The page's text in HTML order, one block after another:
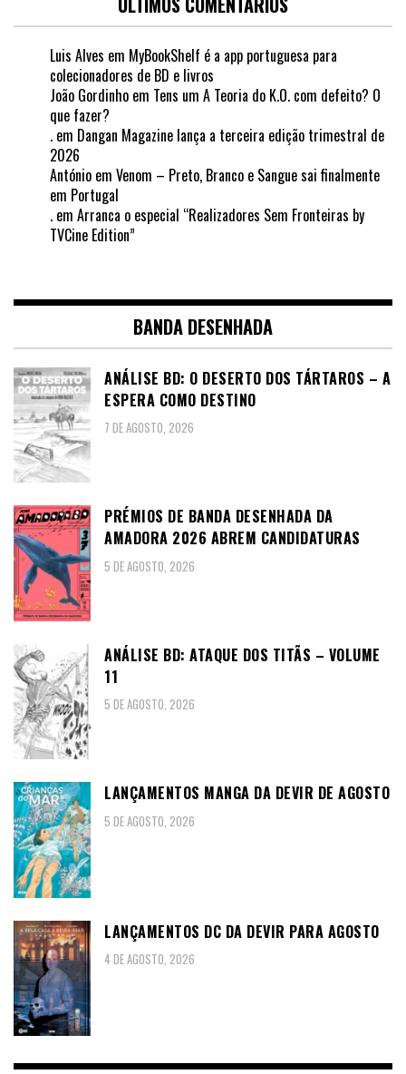
Luis Alves em MyBookShelf é a app portuguesa para
colecionadores de BD e livros
João Gordinho em Tens um A Teoria do K.O. com defeito? O
que fazer?
. em Dangan Magazine lança a terceira edição trimestral de
2026
António em Venom – Preto, Branco e Sangue sai finalmente
em Portugal
. em Arranca o especial “Realizadores Sem Fronteiras by
TVCine Edition”
BANDA DESENHADA
ANÁLISE BD: O DESERTO DOS TÁRTAROS – A
ESPERA COMO DESTINO
7 DE AGOSTO, 2026
PRÉMIOS DE BANDA DESENHADA DA
AMADORA 2026 ABREM CANDIDATURAS
5 DE AGOSTO, 2026
ANÁLISE BD: ATAQUE DOS TITÃS – VOLUME
11
5 DE AGOSTO, 2026
LANÇAMENTOS MANGA DA DEVIR DE AGOSTO
5 DE AGOSTO, 2026
LANÇAMENTOS DC DA DEVIR PARA AGOSTO
4 DE AGOSTO, 2026